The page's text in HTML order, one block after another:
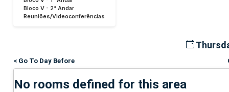
Bloco V - 2° Andar
Reuniões/Videoconferências
< Go To Day Before
No rooms defined for this area